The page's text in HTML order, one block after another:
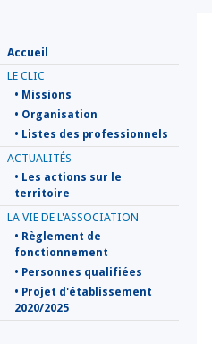
Accueil
LE CLIC
• Missions
• Organisation
• Listes des professionnels
ACTUALITÉS
• Les actions sur le
territoire
LA VIE DE L'ASSOCIATION
• Règlement de
fonctionnement
• Personnes qualifiées
• Projet d'établissement
2020/2025